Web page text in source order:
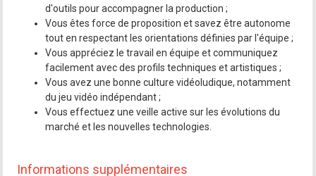
d'outils pour accompagner la production ;
Vous êtes force de proposition et savez être autonome
tout en respectant les orientations définies par l'équipe ;
Vous appréciez le travail en équipe et communiquez
facilement avec des profils techniques et artistiques ;
Vous avez une bonne culture vidéoludique, notamment
du jeu vidéo indépendant ;
Vous effectuez une veille active sur les évolutions du
marché et les nouvelles technologies.
Informations supplémentaires